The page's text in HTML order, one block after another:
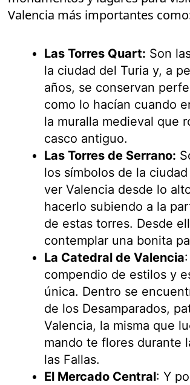
Valencia más importantes
Las Torres Quart: Son
la ciudad del Turia y, a
años, se conservan
como lo hacían cuando
la muralla medieval que
casco antiguo.
Las Torres de Serrano:
los símbolos de la
ver Valencia desde lo
hacerlo subiendo a la
de estas torres. Desde
contemplar una bonita
La Catedral de Valencia
compendio de estilos y
única. Dentro se
de los Desamparados,
Valencia, la misma que
mando te flores durante
las Fallas.
El Mercado Central: Y